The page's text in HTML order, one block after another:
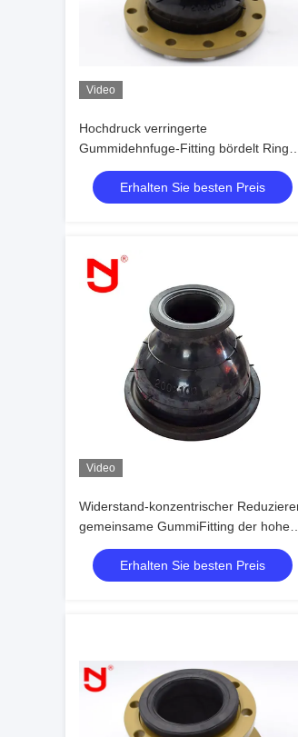
Video
Hochdruck verringerte
Gummidehnfuge-Fitting bördelt Ring
For Compressed Air
Erhalten Sie besten Preis
Video
Widerstand-konzentrischer
gemeinsame GummiFitting der hohen
Temperatur
Erhalten Sie besten Preis